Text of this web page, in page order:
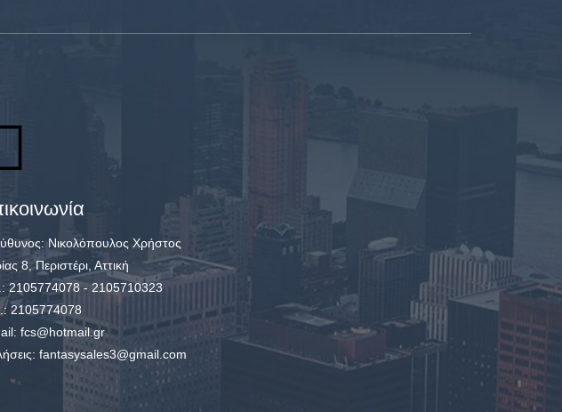
Νικολόπουλος Χρήστος
8, Περιστέρι, Αττική
2105774078 - 2105710323
2105774078
fcs@hotmail.gr
fantasysales3@gmail.com